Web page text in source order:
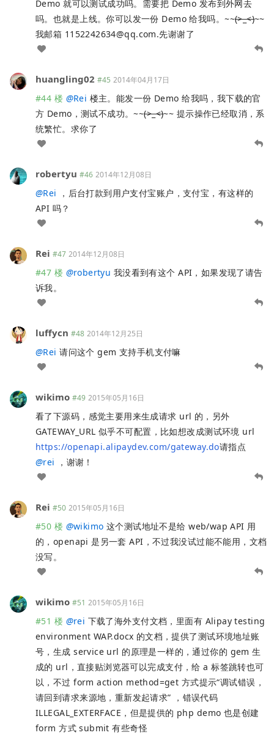
Demo 就可以测试成功吗。需要把 Demo 发布到外网去
吗。也就是上线。你可以发一份 Demo 给我吗。~~(>_<)~~
我邮箱 1152242634@qq.com.先谢谢了
huangling02 #45 2014年04月17日
#44 楼 @Rei 楼主。能发一份 Demo 给我吗，我下载的官
方 Demo，测试不成功。~~(>_<)~~ 提示操作已经取消，系
统繁忙。求你了
robertyu #46 2014年12月08日
@Rei ，后台打款到用户支付宝账户，支付宝，有这样的
API 吗？
Rei #47 2014年12月08日
#47 楼 @robertyu 我没看到有这个 API，如果发现了请告
诉我。
luffycn #48 2014年12月25日
@Rei 请问这个 gem 支持手机支付嘛
wikimo #49 2015年05月16日
看了下源码，感觉主要用来生成请求 url 的，另外
GATEWAY_URL 似乎不可配置，比如想改成测试环境 url
https://openapi.alipaydev.com/gateway.do请指点
@rei ，谢谢！
Rei #50 2015年05月16日
#50 楼 @wikimo 这个测试地址不是给 web/wap API 用
的，openapi 是另一套 API，不过我没试过能不能用，文档
没写。
wikimo #51 2015年05月16日
#51 楼 @rei 下载了海外支付文档，里面有 Alipay testing
environment WAP.docx 的文档，提供了测试环境地址账
号，生成 service url 的原理是一样的，通过你的 gem 生
成的 url，直接贴浏览器可以完成支付，给 a 标签跳转也可
以，不过 form action method=get 方式提示“调试错误，
请回到请求来源地，重新发起请求” ，错误代码
ILLEGAL_EXTERFACE，但是提供的 php demo 也是创建
form 方式 submit 有些奇怪